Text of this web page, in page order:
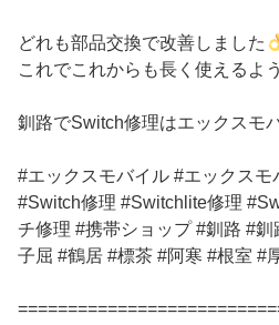
どれも部品交換で改善しました
これでこれからも長く使えるよ
釧路でSwitch修理はエックスモ
#エックスモバイル #エックス
#Switch修理 #Switchlite修理
チ修理 #携帯ショップ #釧路 #
子屈 #鶴居 #標茶 #阿寒 #根室 #